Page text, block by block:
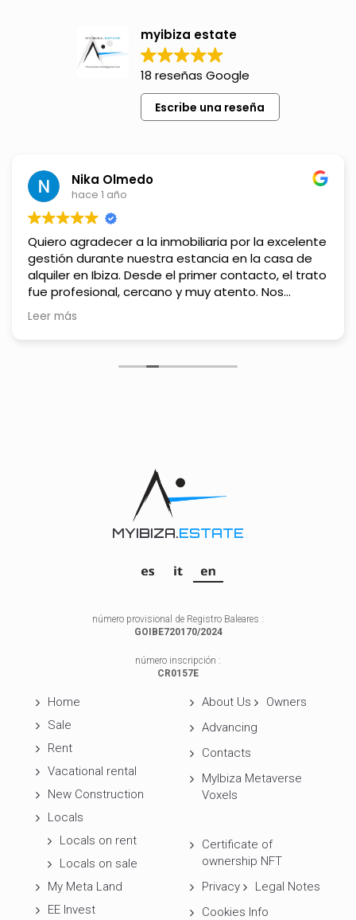
myibiza estate
18 reseñas Google
Escribe una reseña
Nika Olmedo
hace 1 año
Quiero agradecer a la inmobiliaria por la excelente
gestión durante nuestra estancia en la casa de
alquiler en Ibiza. Desde el primer contacto, el trato
fue profesional, cercano y muy atento. Nos
ofrecieron varias opciones que se ajustaban a lo
que buscábamos y nos asesoraron en todo
momento.
Sin duda, volveríamos a confiar en ellos. ¡Muy
Leer más
MYIBIZA.ESTATE
número provisional de Registro Baleares :
GOIBE720170/2024
número inscripción :
CR0157E
Home
Sale
Rent
Vacational rental
New Construction
Locals
Locals on rent
Locals on sale
My Meta Land
EE Invest
About Us
Owners
Advancing
Contacts
MyIbiza Metaverse
Voxels
Certificate of
ownership NFT
Privacy
Legal Notes
Cookies Info